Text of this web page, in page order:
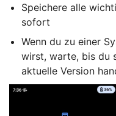
Speichere alle
sofort
Wenn du zu einer
wirst, warte, bis du
aktuelle Version